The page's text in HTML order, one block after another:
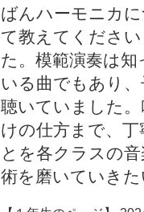
ばんハーモニカ
て教えてくださ
た。模範演奏は知
いる曲でもあり
聴いていました
けの仕方まで、
とを各クラスの
術を磨いていき